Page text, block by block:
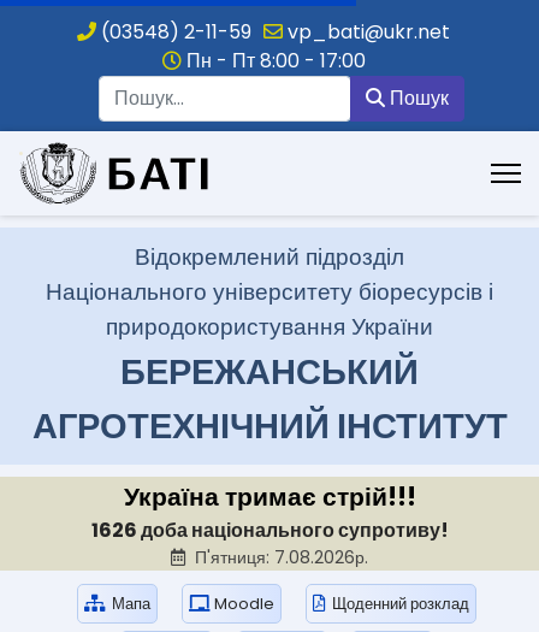
(03548) 2-11-59
vp_bati@ukr.net
Пн - Пт 8:00 - 17:00
Пошук
.
Відокремлений підрозділ
Національного університету біоресурсів і
природокористування України
БЕРЕЖАНСЬКИЙ
АГРОТЕХНІЧНИЙ ІНСТИТУТ
Україна тримає стрій!!!
1626 доба національного супротиву!
П'ятниця: 7.08.2026р.
Мапа Moodle Щоденний розклад